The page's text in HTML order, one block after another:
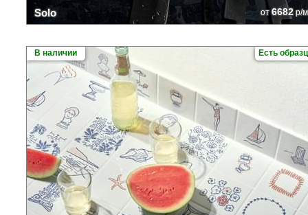
Solo от6682р/
Есть
В наличии